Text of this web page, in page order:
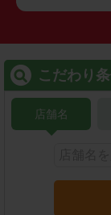
こだわり
店舗名